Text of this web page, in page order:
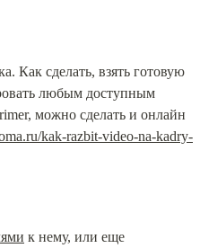
Как сделать, взять готовую
любым доступным
можно сделать и онлайн
kak-razbit-video-na-kadry-
к нему, или еще